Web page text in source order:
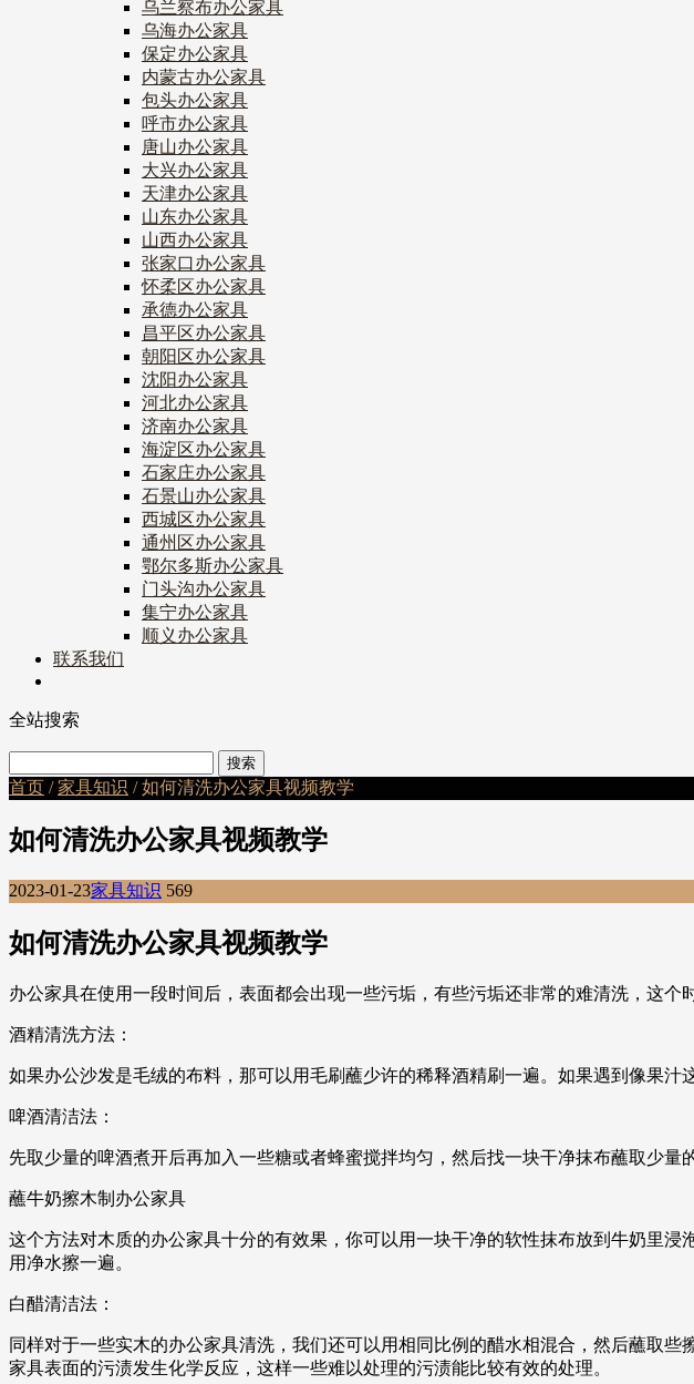
乌兰察布办公家具
乌海办公家具
保定办公家具
内蒙古办公家具
包头办公家具
呼市办公家具
唐山办公家具
大兴办公家具
天津办公家具
山东办公家具
山西办公家具
张家口办公家具
怀柔区办公家具
承德办公家具
昌平区办公家具
朝阳区办公家具
沈阳办公家具
河北办公家具
济南办公家具
海淀区办公家具
石家庄办公家具
石景山办公家具
西城区办公家具
通州区办公家具
鄂尔多斯办公家具
门头沟办公家具
集宁办公家具
顺义办公家具
联系我们
全站搜索
首页 /家具知识 / 如何清洗办公家具视频教学
如何清洗办公家具视频教学
2023-01-23家具知识 569
如何清洗办公家具视频教学
办公家具在使用一段时间后，表面都会出现一些污垢，有些污垢还非常的难清洗，这
酒精清洗方法：
如果办公沙发是毛绒的布料，那可以用毛刷蘸少许的稀释酒精刷一遍。如果遇到像果
啤酒清洁法：
先取少量的啤酒煮开后再加入一些糖或者蜂蜜搅拌均匀，然后找一块干净抹布蘸取少
蘸牛奶擦木制办公家具
这个方法对木质的办公家具十分的有效果，你可以用一块干净的软性抹布放到牛奶里
用净水擦一遍。
白醋清洁法：
同样对于一些实木的办公家具清洗，我们还可以用相同比例的醋水相混合，然后蘸取
家具表面的污渍发生化学反应，这样一些难以处理的污渍能比较有效的处理。